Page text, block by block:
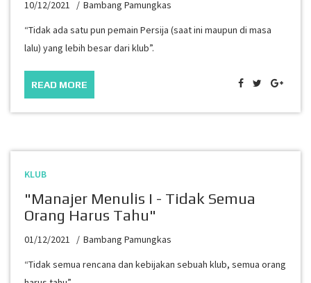
10/12/2021
Bambang Pamungkas
“Tidak ada satu pun pemain Persija (saat ini maupun di masa
lalu) yang lebih besar dari klub”.
READ MORE
KLUB
"Manajer Menulis I - Tidak Semua
Orang Harus Tahu"
01/12/2021
Bambang Pamungkas
“Tidak semua rencana dan kebijakan sebuah klub, semua orang